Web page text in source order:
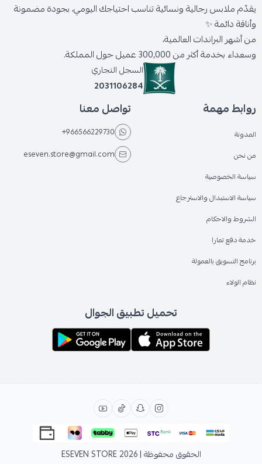
يقدّم ملابس رجالية ونسائية تناسب احتياجك اليومي، بجودة مضمونة
وأناقة دائمة ✨
من أشهر البراندات العالمية،
وسعداء بخدمة أكثر من 300,000 عميل حول المملكة.
السجل التجاري
2031106284
روابط مهمة
المدونة
من نحن
سياسة الخصوصية
سياسة الاستبدال والاسترجاع
الشروط والاحكام
خدمة دفع تمارا
برنامج التسويق بالعمولة
نظام الولاء
تواصل معنا
+966566229730
eseven.store@gmail.com
تحميل تطبيق الجوال
الحقوق محفوظة | 2026 ESEVEN STORE